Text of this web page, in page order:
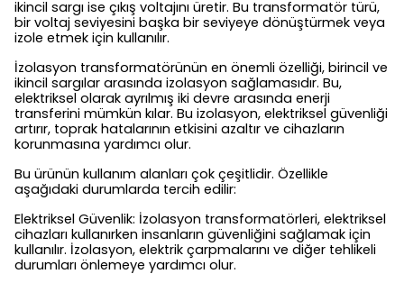
ikincil sargı ise çıkış voltajını üretir. Bu transformatör türü,
bir voltaj seviyesini başka bir seviyeye dönüştürmek veya
izole etmek için kullanılır.
İzolasyon transformatörünün en önemli özelliği, birincil ve
ikincil sargılar arasında izolasyon sağlamasıdır. Bu,
elektriksel olarak ayrılmış iki devre arasında enerji
transferini mümkün kılar. Bu izolasyon, elektriksel güvenliği
artırır, toprak hatalarının etkisini azaltır ve cihazların
korunmasına yardımcı olur.
Bu ürünün kullanım alanları çok çeşitlidir. Özellikle
aşağıdaki durumlarda tercih edilir:
Elektriksel Güvenlik: İzolasyon transformatörleri, elektriksel
cihazları kullanırken insanların güvenliğini sağlamak için
kullanılır. İzolasyon, elektrik çarpmalarını ve diğer tehlikeli
durumları önlemeye yardımcı olur.